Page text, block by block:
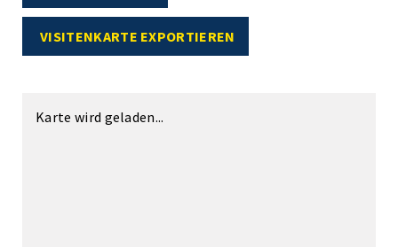
VISITENKARTE EXPORTIEREN
Karte wird geladen...